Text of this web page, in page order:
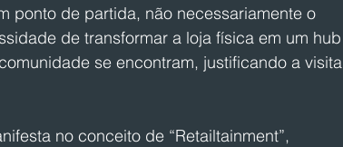
ponto de partida, não necessariamente o
de transformar a loja física em um hub
se encontram, justificando a visita
no conceito de “Retailtainment”,